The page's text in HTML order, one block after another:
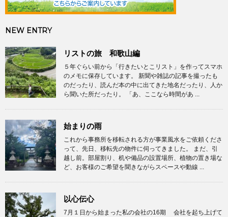
NEW ENTRY
リストの旅 和歌山編
５年ぐらい前から「行きたいとこリスト」を作ってスマホ
のメモに保存しています。 新聞や雑誌の記事を撮ったも
のだったり、読んだ本の中に出てきた地名だったり、人か
ら聞いた所だったり。 「あ、ここなら時間があ ...
始まりの雨
これから事務所を移転される方が事業風水をご依頼くださ
って、先日、移転先の物件に伺ってきました。 まだ、引
越し前。部屋割り、机や備品の設置場所、植物の置き場な
ど、お客様のご希望を聞きながらスペースや動線 ...
以心伝心
7月１日から始まった私の会社の16期 会社を起ち上げて